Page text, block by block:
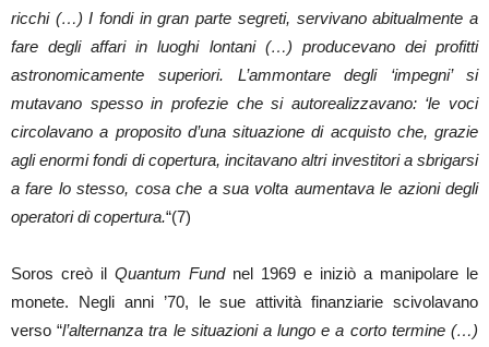
ricchi (…) I fondi in gran parte segreti, servivano abitualmente a
fare degli affari in luoghi lontani (…) producevano dei profitti
astronomicamente superiori. L’ammontare degli ‘impegni’ si
mutavano spesso in profezie che si autorealizzavano: ‘le voci
circolavano a proposito d’una situazione di acquisto che, grazie
agli enormi fondi di copertura, incitavano altri investitori a sbrigarsi
a fare lo stesso, cosa che a sua volta aumentava le azioni degli
operatori di copertura.“(7)
Soros creò il Quantum Fundnel 1969 e iniziò a manipolare le
monete. Negli anni ’70, le sue attività finanziarie scivolavano
verso “l’alternanza tra le situazioni a lungo e a corto termine (…)